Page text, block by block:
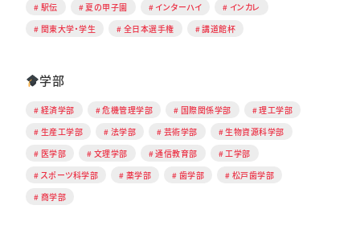
駅伝 夏の甲子園 インターハイ
インカレ
関東大学・学生
全日本選手権 講道館杯
学部
経済学部 危機管理学部 国際関係学部
理工学部
生産工学部
法学部 芸術学部
生物資源科学部
医学部
文理学部 通信教育部
工学部
スポーツ科学部
薬学部 歯学部
松戸歯学部
商学部